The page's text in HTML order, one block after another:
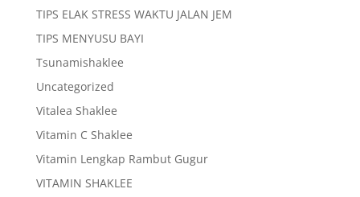
TIPS ELAK STRESS WAKTU JALAN JEM
TIPS MENYUSU BAYI
Tsunamishaklee
Uncategorized
Vitalea Shaklee
Vitamin C Shaklee
Vitamin Lengkap Rambut Gugur
VITAMIN SHAKLEE